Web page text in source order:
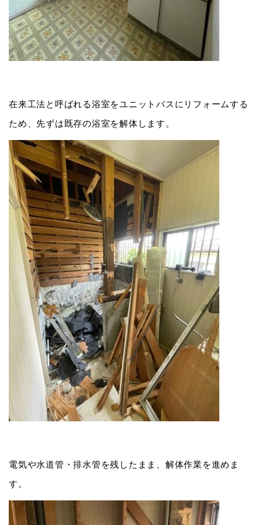
在来工法と呼ばれる浴室をユニットバスにリフォームする
ため、先ずは既存の浴室を解体します。
電気や水道管・排水管を残したまま、解体作業を進めま
す。